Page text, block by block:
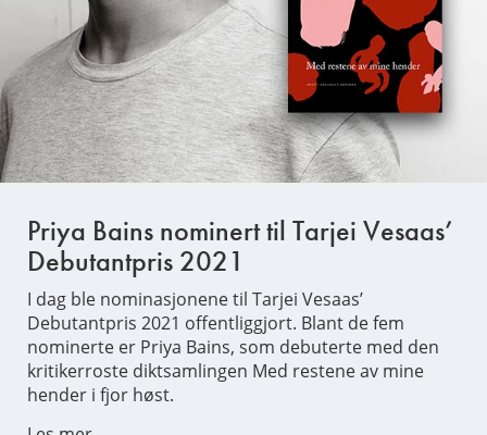
Priya Bains nominert til Tarjei Vesaas’
Debutantpris 2021
I dag ble nominasjonene til Tarjei Vesaas’
Debutantpris 2021 offentliggjort. Blant de fem
nominerte er Priya Bains, som debuterte med den
kritikerroste diktsamlingen Med restene av mine
hender i fjor høst.